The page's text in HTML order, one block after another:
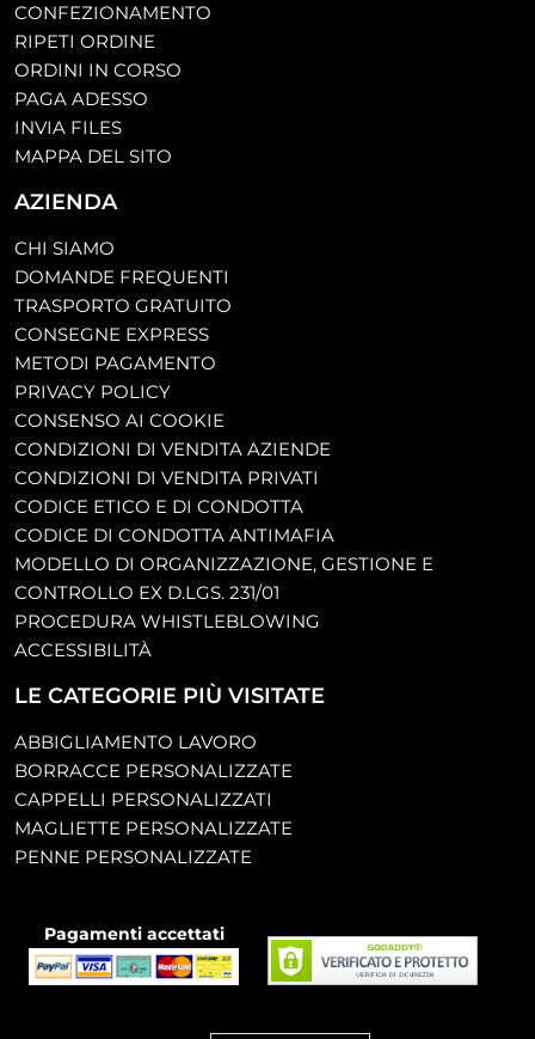
CONFEZIONAMENTO
RIPETI ORDINE
ORDINI IN CORSO
PAGA ADESSO
INVIA FILES
MAPPA DEL SITO
AZIENDA
CHI SIAMO
DOMANDE FREQUENTI
TRASPORTO GRATUITO
CONSEGNE EXPRESS
METODI PAGAMENTO
PRIVACY POLICY
CONSENSO AI COOKIE
CONDIZIONI DI VENDITA AZIENDE
CONDIZIONI DI VENDITA PRIVATI
CODICE ETICO E DI CONDOTTA
CODICE DI CONDOTTA ANTIMAFIA
MODELLO DI ORGANIZZAZIONE, GESTIONE E
CONTROLLO EX D.LGS. 231/01
PROCEDURA WHISTLEBLOWING
ACCESSIBILITÀ
LE CATEGORIE PIÙ VISITATE
ABBIGLIAMENTO LAVORO
BORRACCE PERSONALIZZATE
CAPPELLI PERSONALIZZATI
MAGLIETTE PERSONALIZZATE
PENNE PERSONALIZZATE
Pagamenti accettati